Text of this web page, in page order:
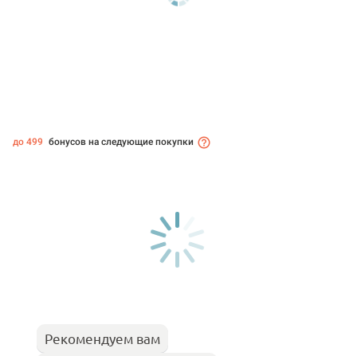
до 499 бонусов на следующие покупки
Рекомендуем вам